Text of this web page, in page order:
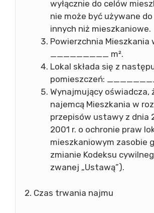
wyłącznie do celów
nie może być używane
innych niż mieszkaniowe.
Powierzchnia Mieszkania
_________ m².
Lokal składa się z
pomieszczeń:
Wynajmujący oświadcza,
najemcą Mieszkania w
przepisów ustawy z dnia
2001 r. o ochronie praw
mieszkaniowym zasobie
zmianie Kodeksu
zwanej „Ustawą”).
2. Czas trwania najmu